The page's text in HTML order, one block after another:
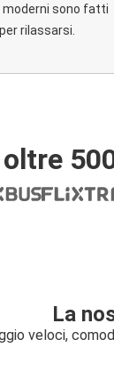
sono fatti
rilassarsi.
La
veloci,